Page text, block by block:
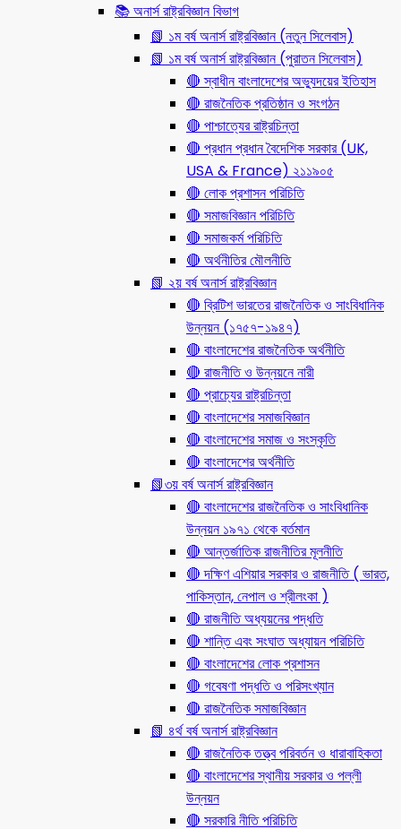
📚 অনার্স রাষ্ট্রবিজ্ঞান বিভাগ
📗 ১ম বর্ষ অনার্স রাষ্ট্রবিজ্ঞান (নতুন সিলেবাস)
📗 ১ম বর্ষ অনার্স রাষ্ট্রবিজ্ঞান (পুরাতন সিলেবাস)
🔴 স্বাধীন বাংলাদেশের অভ্যুদয়ের ইতিহাস
🔴 রাজনৈতিক প্রতিষ্ঠান ও সংগঠন
🔴 পাশ্চাত্যের রাষ্ট্রচিন্তা
🔴 প্রধান প্রধান বৈদেশিক সরকার (UK,
USA & France) ২১১৯০৫
🔴 লোক প্রশাসন পরিচিতি
🔴 সমাজবিজ্ঞান পরিচিতি
🔴 সমাজকর্ম পরিচিতি
🔴 অর্থনীতির মৌলনীতি
📗 ২য় বর্ষ অনার্স রাষ্ট্রবিজ্ঞান
🔴 ব্রিটিশ ভারতের রাজনৈতিক ও সাংবিধানিক
উন্নয়ন (১৭৫৭-১৯৪৭)
🔴 বাংলাদেশের রাজনৈতিক অর্থনীতি
🔴 রাজনীতি ও উন্নয়নে নারী
🔴 প্রাচ্যের রাষ্ট্রচিন্তা
🔴 বাংলাদেশের সমাজবিজ্ঞান
🔴 বাংলাদেশের সমাজ ও সংস্কৃতি
🔴 বাংলাদেশের অর্থনীতি
📗৩য় বর্ষ অনার্স রাষ্ট্রবিজ্ঞান
🔴 বাংলাদেশের রাজনৈতিক ও সাংবিধানিক
উন্নয়ন ১৯৭১ থেকে বর্তমান
🔴 আন্তর্জাতিক রাজনীতির মূলনীতি
🔴 দক্ষিণ এশিয়ার সরকার ও রাজনীতি ( ভারত,
পাকিস্তান, নেপাল ও শ্রীলংকা )
🔴 রাজনীতি অধ্যয়নের পদ্ধতি
🔴 শান্তি এবং সংঘাত অধ্যায়ন পরিচিতি
🔴 বাংলাদেশের লোক প্রশাসন
🔴 গবেষণা পদ্ধতি ও পরিসংখ্যান
🔴 রাজনৈতিক সমাজবিজ্ঞান
📗 ৪র্থ বর্ষ অনার্স রাষ্ট্রবিজ্ঞান
🔴 রাজনৈতিক তত্ত্ব পরিবর্তন ও ধারাবাহিকতা
🔴 বাংলাদেশের স্থানীয় সরকার ও পল্লী
উন্নয়ন
🔴 সরকারি নীতি পরিচিতি